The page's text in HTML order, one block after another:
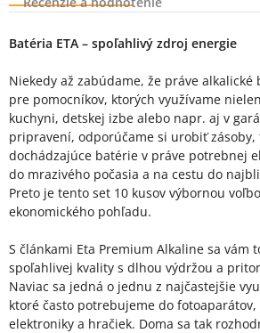
Popis produktu
Batéria ETA – spoľahlivý zdroj energie
Niekedy až zabúdame, že práve
pre pomocníkov, ktorých využívame
kuchyni, detskej izbe alebo napr. aj v
pripravení, odporúčame si urobiť zásoby,
dochádzajúce batérie v práve potrebnej
do mrazivého počasia a na cestu do
Preto je tento set 10 kusov výbornou
ekonomického pohľadu.
S článkami Eta Premium Alkaline sa vám
spoľahlivej kvality s dlhou výdržou a
Naviac sa jedná o jednu z najčastejšie
ktoré často potrebujeme do
elektroniky a hračiek. Doma sa tak